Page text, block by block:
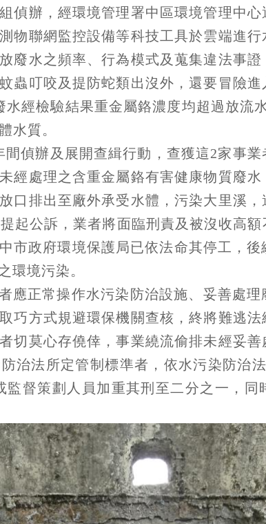
偵辦，經環境管理署中區環境管理中
物聯網監控設備等科技工具於雲端進
廢水之頻率、行為模式及蒐集違法事
蟲叮咬及提防蛇類出沒外，還要冒險
經檢驗結果重金屬鉻濃度均超過放流
水質。
偵辦及展開查緝行動，查獲這2家事
經處理之含重金屬鉻有害健康物質廢
口排出至廠外承受水體，污染大里溪
起公訴，業者將面臨刑責及被沒收高
市政府環境保護局已依法命其停工，後
環境污染。
應正常操作水污染防治設施、妥善處理
巧方式規避環保機關查核，終將難逃
切莫心存僥倖，事業繞流偷排未經妥
治法所定管制標準者，依水污染防治
監督策劃人員加重其刑至二分之一，